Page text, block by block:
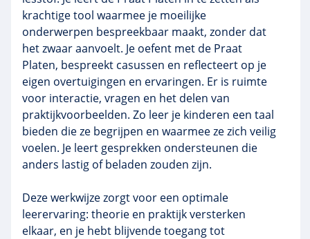
krachtige tool waarmee je moeilijke
onderwerpen bespreekbaar maakt, zonder dat
het zwaar aanvoelt. Je oefent met de Praat
Platen, bespreekt casussen en reflecteert op je
eigen overtuigingen en ervaringen. Er is ruimte
voor interactie, vragen en het delen van
praktijkvoorbeelden. Zo leer je kinderen een taal
bieden die ze begrijpen en waarmee ze zich veilig
voelen. Je leert gesprekken ondersteunen die
anders lastig of beladen zouden zijn.
Deze werkwijze zorgt voor een optimale
leerervaring: theorie en praktijk versterken
elkaar, en je hebt blijvende toegang tot